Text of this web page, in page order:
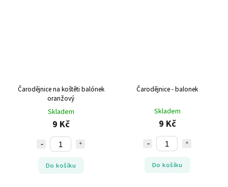
Čarodějnice na koštěti balónek
oranžový
Skladem
9 Kč
Do košíku
Čarodějnice - balonek
Skladem
9 Kč
Do košíku